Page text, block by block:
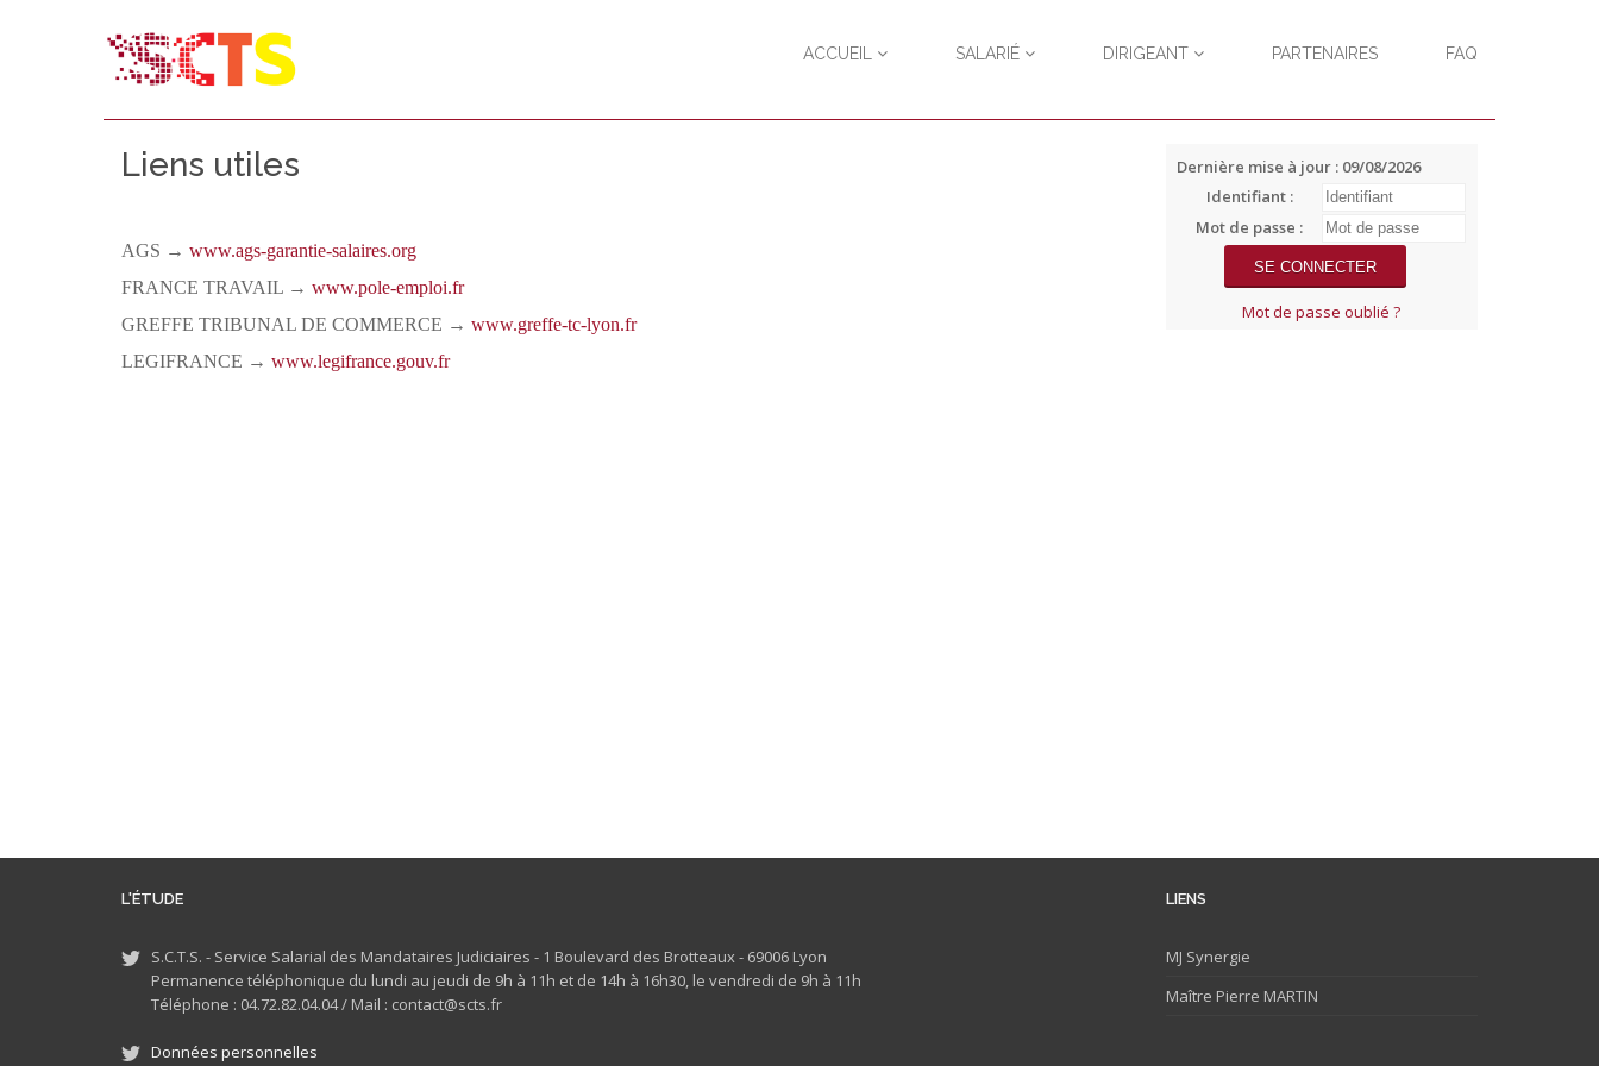
ACCUEIL SALARIÉ DIRIGEANT PARTENAIRES FAQ
Liens utiles
AGS → www.ags-garantie-salaires.org
FRANCE TRAVAIL → www.pole-emploi.fr
GREFFE TRIBUNAL DE COMMERCE → www.greffe-tc-lyon.fr
LEGIFRANCE → www.legifrance.gouv.fr
Dernière mise à jour : 09/08/2026
Identifiant :
Mot de passe :
Mot de passe oublié ?
L'ÉTUDE
S.C.T.S. - Service Salarial des Mandataires Judiciaires - 1 Boulevard des Brotteaux - 69006 Lyon
Permanence téléphonique du lundi au jeudi de 9h à 11h et de 14h à 16h30, le vendredi de 9h à 11h
Téléphone : 04.72.82.04.04 / Mail : contact@scts.fr
Données personnelles
LIENS
MJ Synergie
Maître Pierre MARTIN